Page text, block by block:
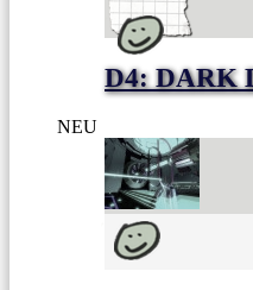
D4: DARK
NEU